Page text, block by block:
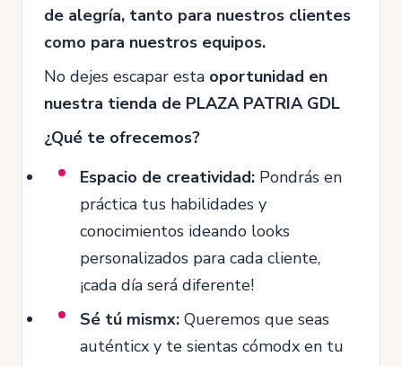
de alegría, tanto para nuestros clientes
como para nuestros equipos.
No dejes escapar esta oportunidad en
nuestra tienda de PLAZA PATRIA GDL
¿Qué te ofrecemos?
Espacio de creatividad: Pondrás en
práctica tus habilidades y
conocimientos ideando looks
personalizados para cada cliente,
¡cada día será diferente!
Sé tú mismx: Queremos que seas
auténticx y te sientas cómodx en tu